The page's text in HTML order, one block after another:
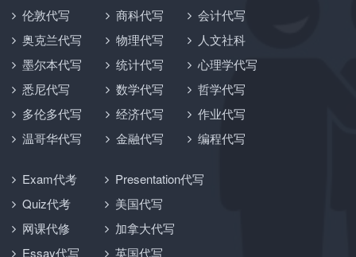
伦敦代写
奥克兰代写
墨尔本代写
悉尼代写
多伦多代写
温哥华代写
商科代写
物理代写
统计代写
数学代写
经济代写
金融代写
会计代写
人文社科
心理学代写
哲学代写
作业代写
编程代写
Exam代考
Quiz代考
网课代修
Essay代写
Presentation代写
美国代写
加拿大代写
英国代写